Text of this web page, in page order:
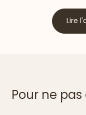
Lire
Pour ne